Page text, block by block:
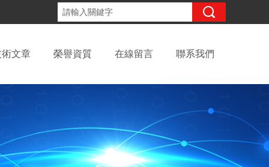
術文章 榮譽資質 在線留言 聯系我們